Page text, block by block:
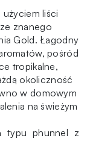
liści
znanego
Gold. Łagodny
pośród
tropikalne,
okoliczność
w domowym
na świeżym
typu phunnel z